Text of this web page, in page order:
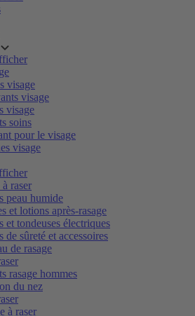
visage
visage
visage
soins
pour le visage
visage
raser
peau humide
et lotions après-rasage
et tondeuses électriques
de sûreté et accessoires
de rasage
rasage hommes
du nez
à raser